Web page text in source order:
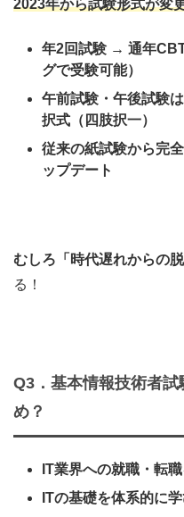
2023年から試験形式が変
年2回試験 → 通年
グで受験可能）
午前試験・午後試験
択式（四肢択一）
従来の紙試験から完
ップデート
むしろ「時代遅れからの
る！
Q3． 基本情報技術者
め？
IT業界への就職・転
ITの基礎を体系的に